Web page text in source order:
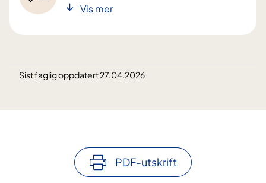
Vis mer
Sist faglig oppdatert 27.04.2026
PDF-utskrift